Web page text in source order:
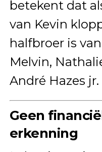
betekent dat
van Kevin
halfbroer is
Melvin,
André Hazes jr.
Geen
erkenning